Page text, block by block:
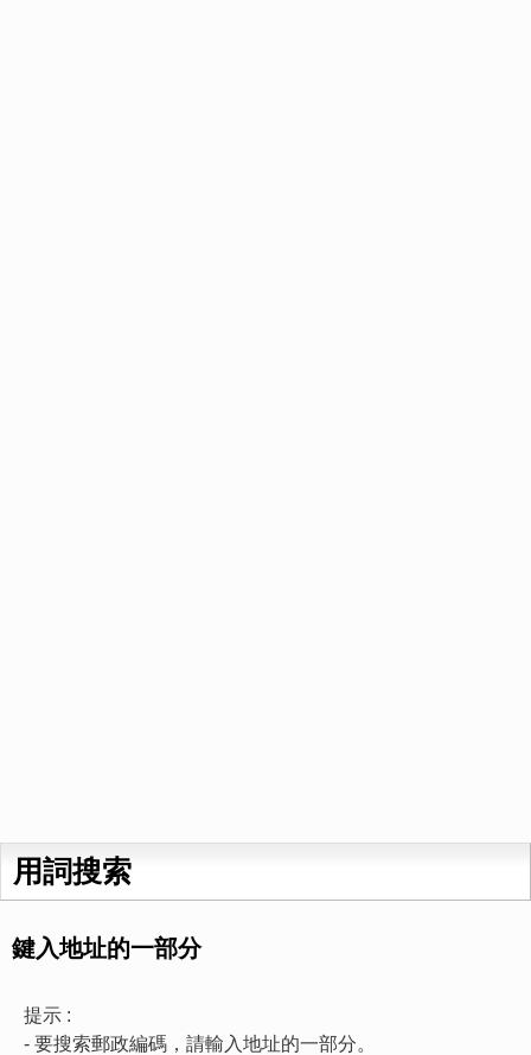
用詞搜索
鍵入地址的一部分
提示 :
- 要搜索郵政編碼，請輸入地址的一部分。